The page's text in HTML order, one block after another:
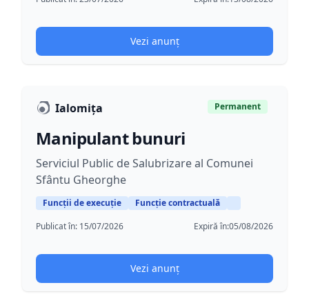
Vezi anunț
Ialomița Permanent
Manipulant bunuri
Serviciul Public de Salubrizare al Comunei
Sfântu Gheorghe
Funcții de execuție
Funcție contractuală
Publicat în: 15/07/2026 Expiră în:05/08/2026
Vezi anunț